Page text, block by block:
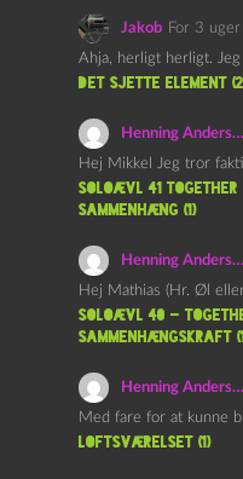
Jakob For 3
det sjette element
Henning Andersen
Soloævl 41
Sammenhæng (1)
Henning Andersen
Soloævl 40 –
sammenhængskraft
Henning Andersen
Loftsværelset (1)